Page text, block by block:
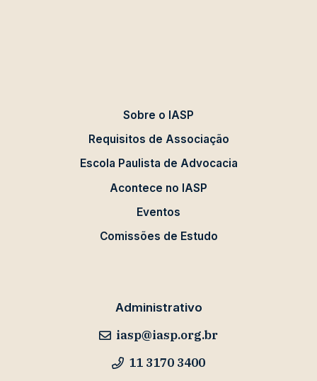
Sobre o IASP
Requisitos de Associação
Escola Paulista de Advocacia
Acontece no IASP
Eventos
Comissões de Estudo
Administrativo
iasp@iasp.org.br
11 3170 3400